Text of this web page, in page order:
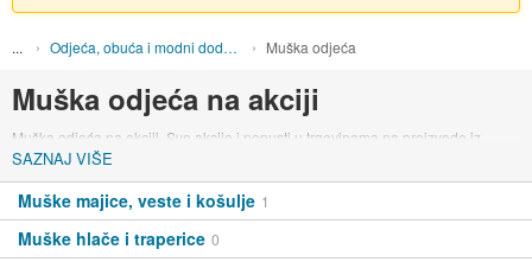
Odjeća, obuća i modni dodaci Muška odjeća
Muška odjeća na akciji
Muška odjeća na akciji. Sve akcije i popusti u trgovinama na proizvode iz
kategorije muška odjeća.
SAZNAJ VIŠE
Muške majice, veste i košulje 1
Muške hlače i traperice 0